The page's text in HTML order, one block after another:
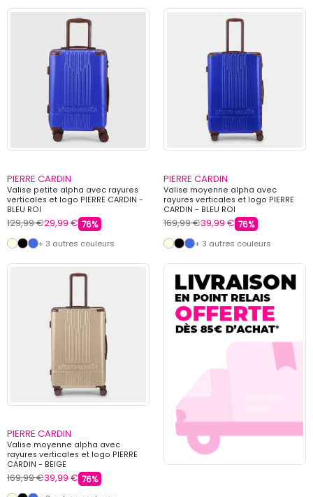
PIERRE CARDIN
Valise petite alpha avec rayures
verticales et logo PIERRE CARDIN -
BLEU ROI
129,99 €29,99 € 76%
+ 3 autres couleurs
PIERRE CARDIN
Valise moyenne alpha avec
rayures verticales et logo PIERRE
CARDIN - BLEU ROI
169,99 €39,99 € 76%
+ 3 autres couleurs
PIERRE CARDIN
Valise moyenne alpha avec
rayures verticales et logo PIERRE
CARDIN - BEIGE
169,99 €39,99 € 76%